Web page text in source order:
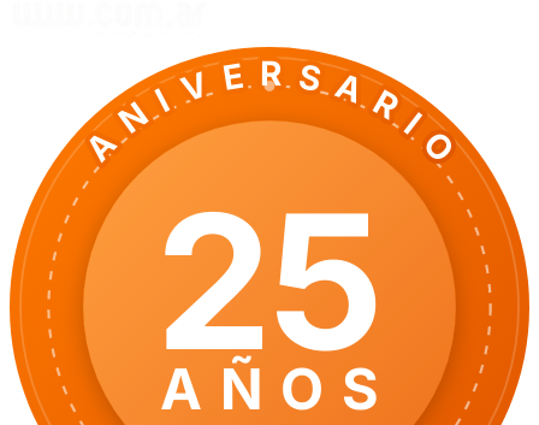
ANIVERSARIO
25
AÑOS